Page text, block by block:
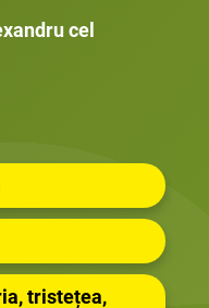
cel
tristețea,